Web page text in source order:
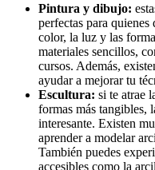
Pintura y dibujo:
perfectas para
color, la luz y las
materiales sencillos,
cursos. Además,
ayudar a mejorar tu
Escultura: si te atrae
formas más tangibles,
interesante. Existen
aprender a modelar
También puedes
accesibles como la